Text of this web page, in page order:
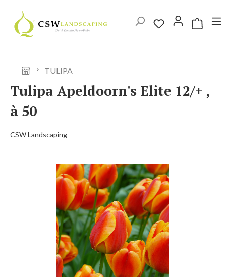
Ga naar de hoofdinhoud
TULIPA
Tulipa Apeldoorn's Elite 12/+ ,
à 50
CSW Landscaping
Afbeeldingengalerij overslaan